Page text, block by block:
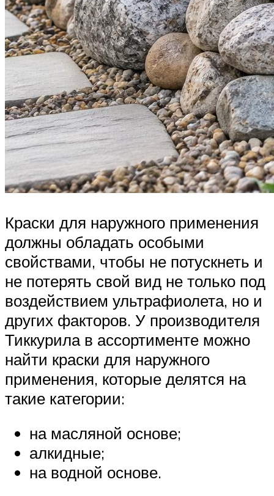
Краски для наружного применения
должны обладать особыми
свойствами, чтобы не потускнеть и
не потерять свой вид не только под
воздействием ультрафиолета, но и
других факторов. У производителя
Тиккурила в ассортименте можно
найти краски для наружного
применения, которые делятся на
такие категории:
на масляной основе;
алкидные;
на водной основе.